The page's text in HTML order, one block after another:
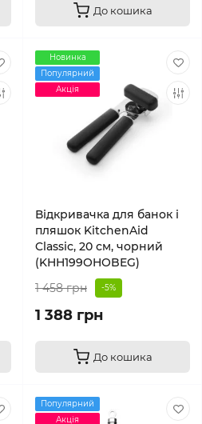
До кошика
Новинка
Популярний
Акція
Відкривачка для банок і
пляшок KitchenAid
Classic, 20 см, чорний
(KHH199OHOBEG)
1 458 грн
-5%
1 388 грн
До кошика
Популярний
Акція